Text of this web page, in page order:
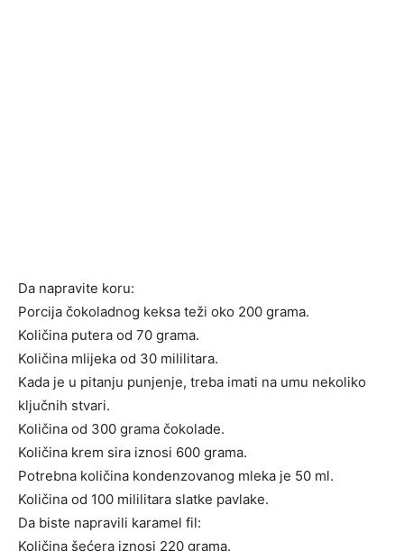
Da napravite koru:
Porcija čokoladnog keksa teži oko 200 grama.
Količina putera od 70 grama.
Količina mlijeka od 30 mililitara.
Kada je u pitanju punjenje, treba imati na umu nekoliko
ključnih stvari.
Količina od 300 grama čokolade.
Količina krem ​​sira iznosi 600 grama.
Potrebna količina kondenzovanog mleka je 50 ml.
Količina od 100 mililitara slatke pavlake.
Da biste napravili karamel fil:
Količina šećera iznosi 220 grama.